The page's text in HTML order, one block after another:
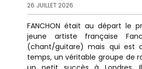
26 JUILLET 2026
FANCHON était au départ le
jeune artiste française
(chant/guitare) mais qui est
temps, un véritable groupe de